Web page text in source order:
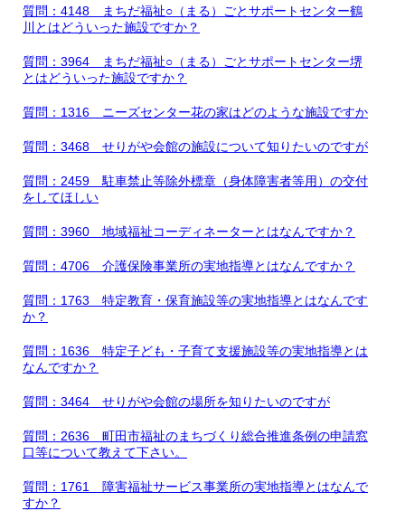
質問：4148 まちだ福祉○（まる）ごとサポートセンター鶴
川とはどういった施設ですか？
質問：3964 まちだ福祉○（まる）ごとサポートセンター堺
とはどういった施設ですか？
質問：1316 ニーズセンター花の家はどのような施設ですか
質問：3468 せりがや会館の施設について知りたいのですが
質問：2459 駐車禁止等除外標章（身体障害者等用）の交付
をしてほしい
質問：3960 地域福祉コーディネーターとはなんですか？
質問：4706 介護保険事業所の実地指導とはなんですか？
質問：1763 特定教育・保育施設等の実地指導とはなんです
か？
質問：1636 特定子ども・子育て支援施設等の実地指導とは
なんですか？
質問：3464 せりがや会館の場所を知りたいのですが
質問：2636 町田市福祉のまちづくり総合推進条例の申請窓
口等について教えて下さい。
質問：1761 障害福祉サービス事業所の実地指導とはなんで
すか？